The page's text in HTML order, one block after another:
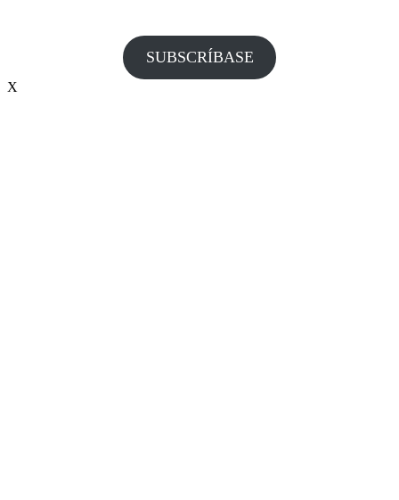
SUBSCRÍBASE
X